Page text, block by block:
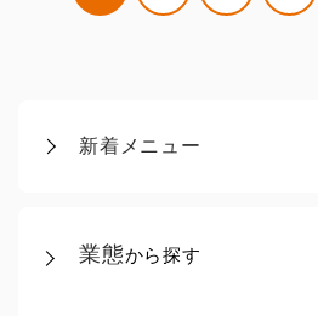
新着メニュー
業態から探す